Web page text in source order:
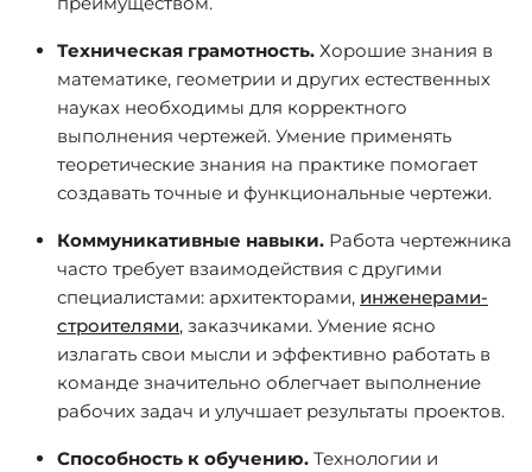
Техническая грамотность. Хорошие знания в
математике, геометрии и других естественных
науках необходимы для корректного
выполнения чертежей. Умение применять
теоретические знания на практике помогает
создавать точные и функциональные чертежи.
Коммуникативные навыки. Работа чертежника
часто требует взаимодействия с другими
специалистами: архитекторами, инженерами-
строителями, заказчиками. Умение ясно
излагать свои мысли и эффективно работать в
команде значительно облегчает выполнение
рабочих задач и улучшает результаты проектов.
Способность к обучению. Технологии и